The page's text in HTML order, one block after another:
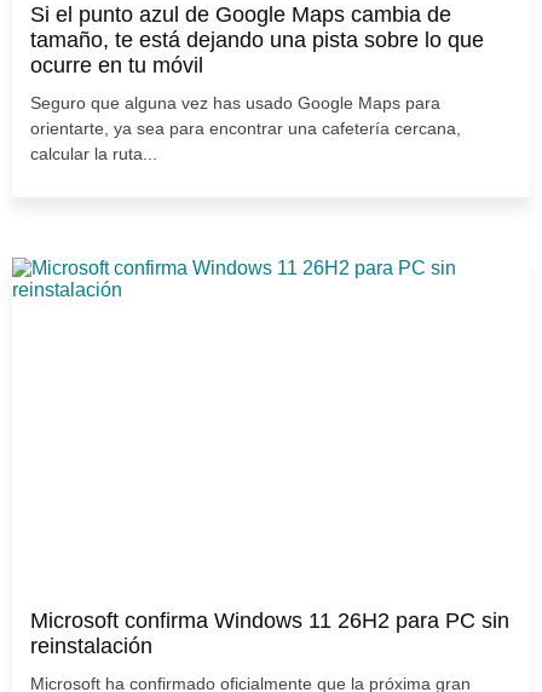
Si el punto azul de Google Maps cambia de
tamaño, te está dejando una pista sobre lo que
ocurre en tu móvil
Seguro que alguna vez has usado Google Maps para
orientarte, ya sea para encontrar una cafetería cercana,
calcular la ruta...
Microsoft confirma Windows 11 26H2 para PC sin
reinstalación
Microsoft ha confirmado oficialmente que la próxima gran